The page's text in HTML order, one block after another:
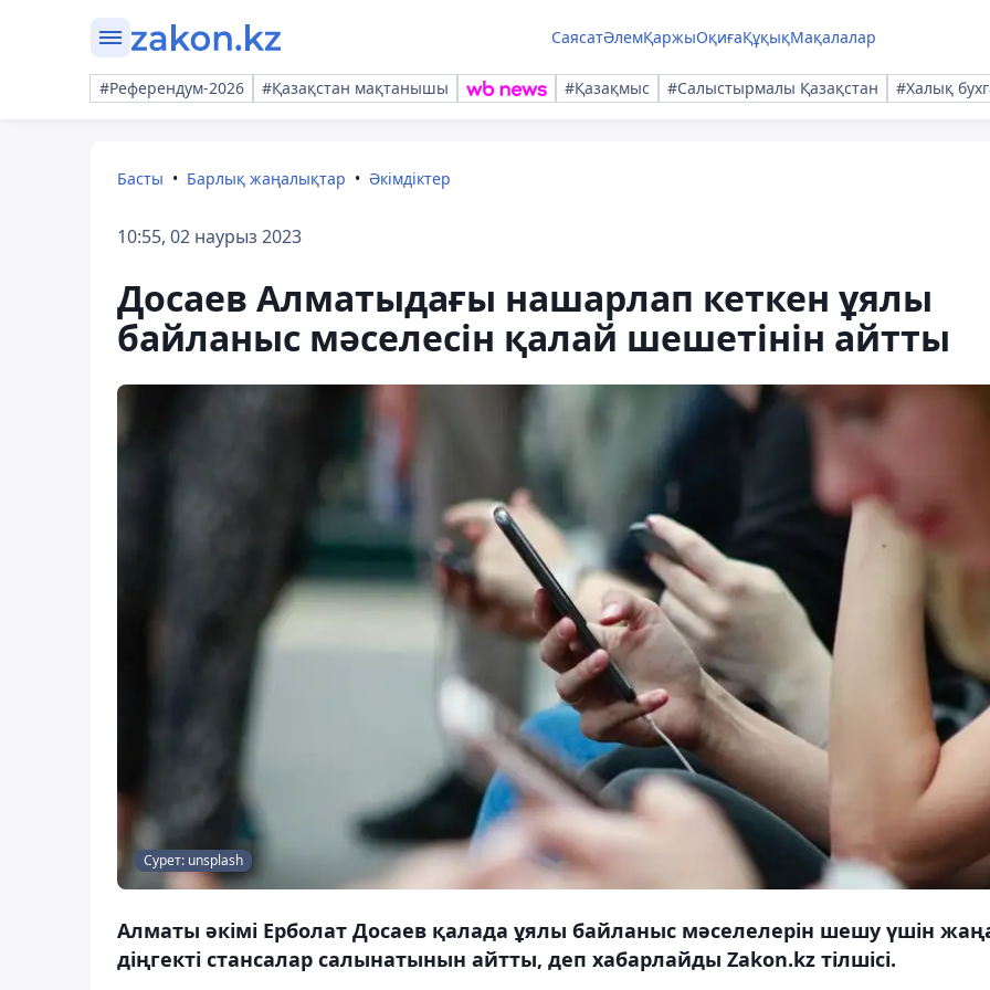
СаясатӘлемҚаржыОқиғаҚұқықМақалалар
#Референдум-2026 #Қазақстан мақтанышы #Қазақмыс #Салыстырмалы Қазақстан #Халық
Басты Барлық жаңалықтар Әкімдіктер
10:55, 02 наурыз 2023
Досаев Алматыдағы нашарлап кеткен ұялы
байланыс мәселесін қалай шешетінін айтты
Сурет: unsplash
Алматы әкімі Ерболат Досаев қалада ұялы байланыс мәселелерін шешу үшін
діңгекті стансалар салынатынын айтты, деп хабарлайды Zakon.kz тілшісі.